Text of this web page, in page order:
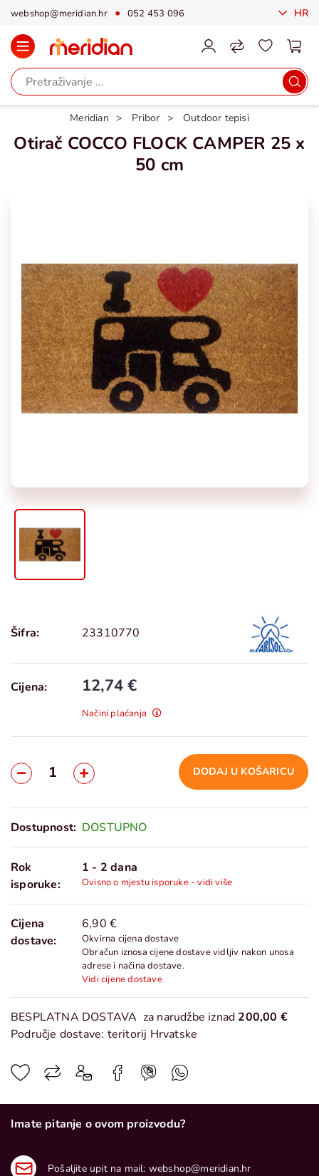
webshop@meridian.hr 052 453 096 HR
Meridian Pribor Outdoor tepisi
Otirač COCCO FLOCK CAMPER 25 x
50 cm
Šifra: 23310770
Cijena: 12,74 €
Načini plaćanja
DODAJ U KOŠARICU
Dostupnost: DOSTUPNO
Rok
isporuke:
1 - 2 dana
Ovisno o mjestu isporuke - vidi više
Cijena
dostave:
6,90 €
Okvirna cijena dostave
Obračun iznosa cijene dostave vidljiv nakon unosa
adrese i načina dostave.
Vidi cijene dostave
BESPLATNA DOSTAVA za narudžbe iznad 200,00 €
Područje dostave: teritorij Hrvatske
Imate pitanje o ovom proizvodu?
Pošaljite upit na mail: webshop@meridian.hr